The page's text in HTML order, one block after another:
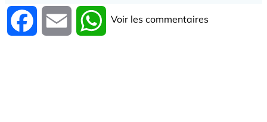
Facebook Email WhatsApp
Voir les commentaires